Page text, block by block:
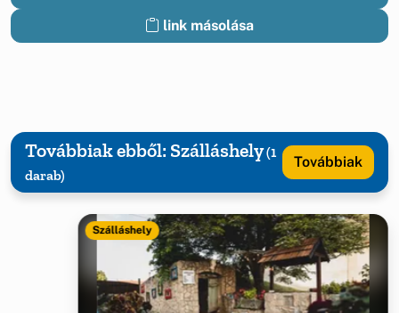
link másolása
Továbbiak ebből: Szálláshely(1
darab)
Továbbiak
Szálláshely